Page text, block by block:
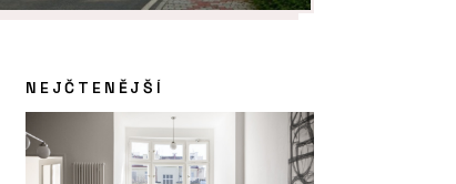
NEJČTENĚJŠÍ